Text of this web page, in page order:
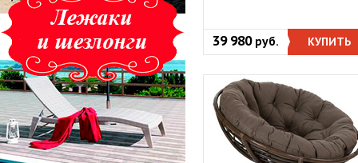
39 980 руб. КУПИТЬ